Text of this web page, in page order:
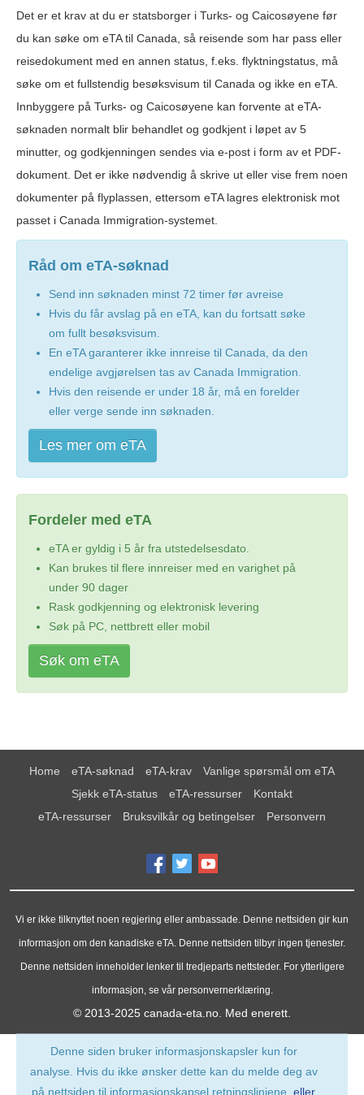
Det er et krav at du er statsborger i Turks- og Caicosøyene før
du kan søke om eTA til Canada, så reisende som har pass eller
reisedokument med en annen status, f.eks. flyktningstatus, må
søke om et fullstendig besøksvisum til Canada og ikke en eTA.
Innbyggere på Turks- og Caicosøyene kan forvente at eTA-
søknaden normalt blir behandlet og godkjent i løpet av 5
minutter, og godkjenningen sendes via e-post i form av et PDF-
dokument. Det er ikke nødvendig å skrive ut eller vise frem noen
dokumenter på flyplassen, ettersom eTA lagres elektronisk mot
passet i Canada Immigration-systemet.
Råd om eTA-søknad
Send inn søknaden minst 72 timer før avreise
Hvis du får avslag på en eTA, kan du fortsatt søke
om fullt besøksvisum.
En eTA garanterer ikke innreise til Canada, da den
endelige avgjørelsen tas av Canada Immigration.
Hvis den reisende er under 18 år, må en forelder
eller verge sende inn søknaden.
Les mer om eTA
Fordeler med eTA
eTA er gyldig i 5 år fra utstedelsesdato.
Kan brukes til flere innreiser med en varighet på
under 90 dager
Rask godkjenning og elektronisk levering
Søk på PC, nettbrett eller mobil
Søk om eTA
Home eTA-søknad eTA-krav
Vanlige spørsmål om eTA
Sjekk eTA-status
eTA-ressurser
Kontakt
eTA-ressurser
Bruksvilkår og betingelser Personvern
Vi er ikke tilknyttet noen regjering eller ambassade. Denne nettsiden gir kun
informasjon om den kanadiske eTA. Denne nettsiden tilbyr ingen tjenester.
Denne nettsiden inneholder lenker til tredjeparts nettsteder. For ytterligere
informasjon, se vår personvernerklæring.
© 2013-2025 canada-eta.no. Med enerett.
Denne siden bruker informasjonskapsler kun for
analyse. Hvis du ikke ønsker dette kan du melde deg av
på nettsiden til informasjonskapsel retningslinjene, eller